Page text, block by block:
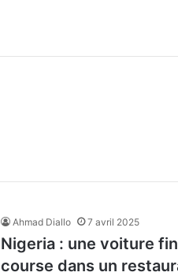
Ahmad Diallo 7 avril 2025
Nigeria : une voiture
course dans un